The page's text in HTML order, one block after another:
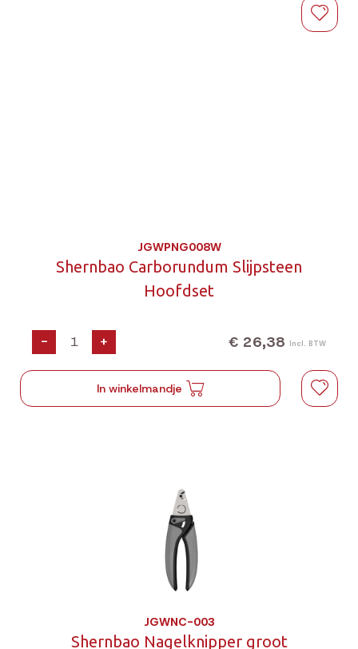
JGWPNG008W
Shernbao Carborundum Slijpsteen
Hoofdset
- + € 26,38 Incl. BTW
In winkelmandje
JGWNC-003
Shernbao Nagelknipper groot